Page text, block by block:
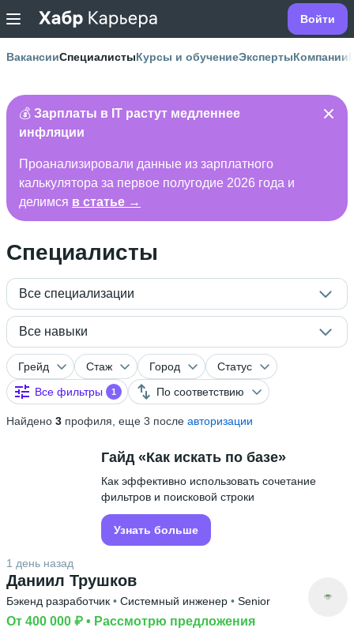
Войти
ВакансииСпециалистыКурсы и обучениеЭкспертыКомпании
💰 Зарплаты в IT растут медленнее
инфляции
Проанализировали данные из зарплатного
калькулятора за первое полугодие 2026 года и
делимся в статье →
Специалисты
Все специализации
Все навыки
Грейд Стаж Город
Статус
Все фильтры
1 По соответствию
Найдено 3 профиля, еще 3 после авторизации
Гайд «Как искать по базе»
Как эффективно использовать сочетание
фильтров и поисковой строки
Узнать больше
Даниил Трушков
1 день назад
Бэкенд разработчик • Системный инженер • Senior
От 400 000 ₽ • Рассмотрю предложения